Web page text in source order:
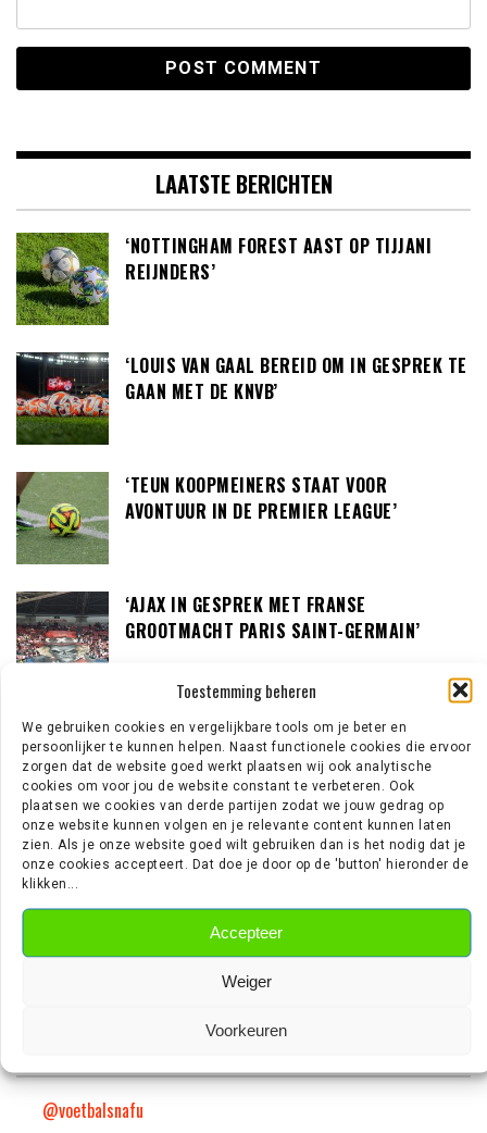
Toestemming beheren
We gebruiken cookies en vergelijkbare tools om je beter en
persoonlijker te kunnen helpen. Naast functionele cookies die ervoor
zorgen dat de website goed werkt plaatsen wij ook analytische
cookies om voor jou de website constant te verbeteren. Ook
plaatsen we cookies van derde partijen zodat we jouw gedrag op
onze website kunnen volgen en je relevante content kunnen laten
zien. Als je onze website goed wilt gebruiken dan is het nodig dat je
onze cookies accepteert. Dat doe je door op de 'button' hieronder de
klikken...
Accepteer
Weiger
Voorkeuren
LAATSTE BERICHTEN
‘NOTTINGHAM FOREST AAST OP TIJJANI
REIJNDERS’
‘LOUIS VAN GAAL BEREID OM IN GESPREK TE
GAAN MET DE KNVB’
‘TEUN KOOPMEINERS STAAT VOOR
AVONTUUR IN DE PREMIER LEAGUE’
‘AJAX IN GESPREK MET FRANSE
GROOTMACHT PARIS SAINT-GERMAIN’
‘TORINO DOET NAVRAAG BIJ AJAX OVER 23-JARIGE
MIDDENVELDER’
EREDIVISIE NIEUWS
Wie is Jan Virgili? De aanvaller die bij Ajax op de radar staat
‘Sunderland aast op de handtekening van Ernst Poku’
‘Ajax wil nog vijf nieuwe spelers halen’
‘PSV meldt zich in Alkmaar voor 24-jarige Troy Parrott’
Mexx Meerdink (23) was bang dat hij zijn oor was verloren
@voetbalsnafu